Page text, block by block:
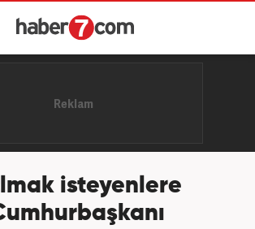
isteyenlere